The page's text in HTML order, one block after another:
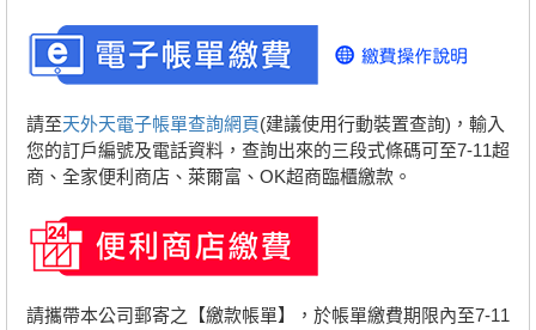
請至天外天電子帳單查詢網頁(建議使用行動裝置查詢)，輸入
您的訂戶編號及電話資料，查詢出來的三段式條碼可至7-11超
商、全家便利商店、萊爾富、OK超商臨櫃繳款。
請攜帶本公司郵寄之【繳款帳單】，於帳單繳費期限內至7-11